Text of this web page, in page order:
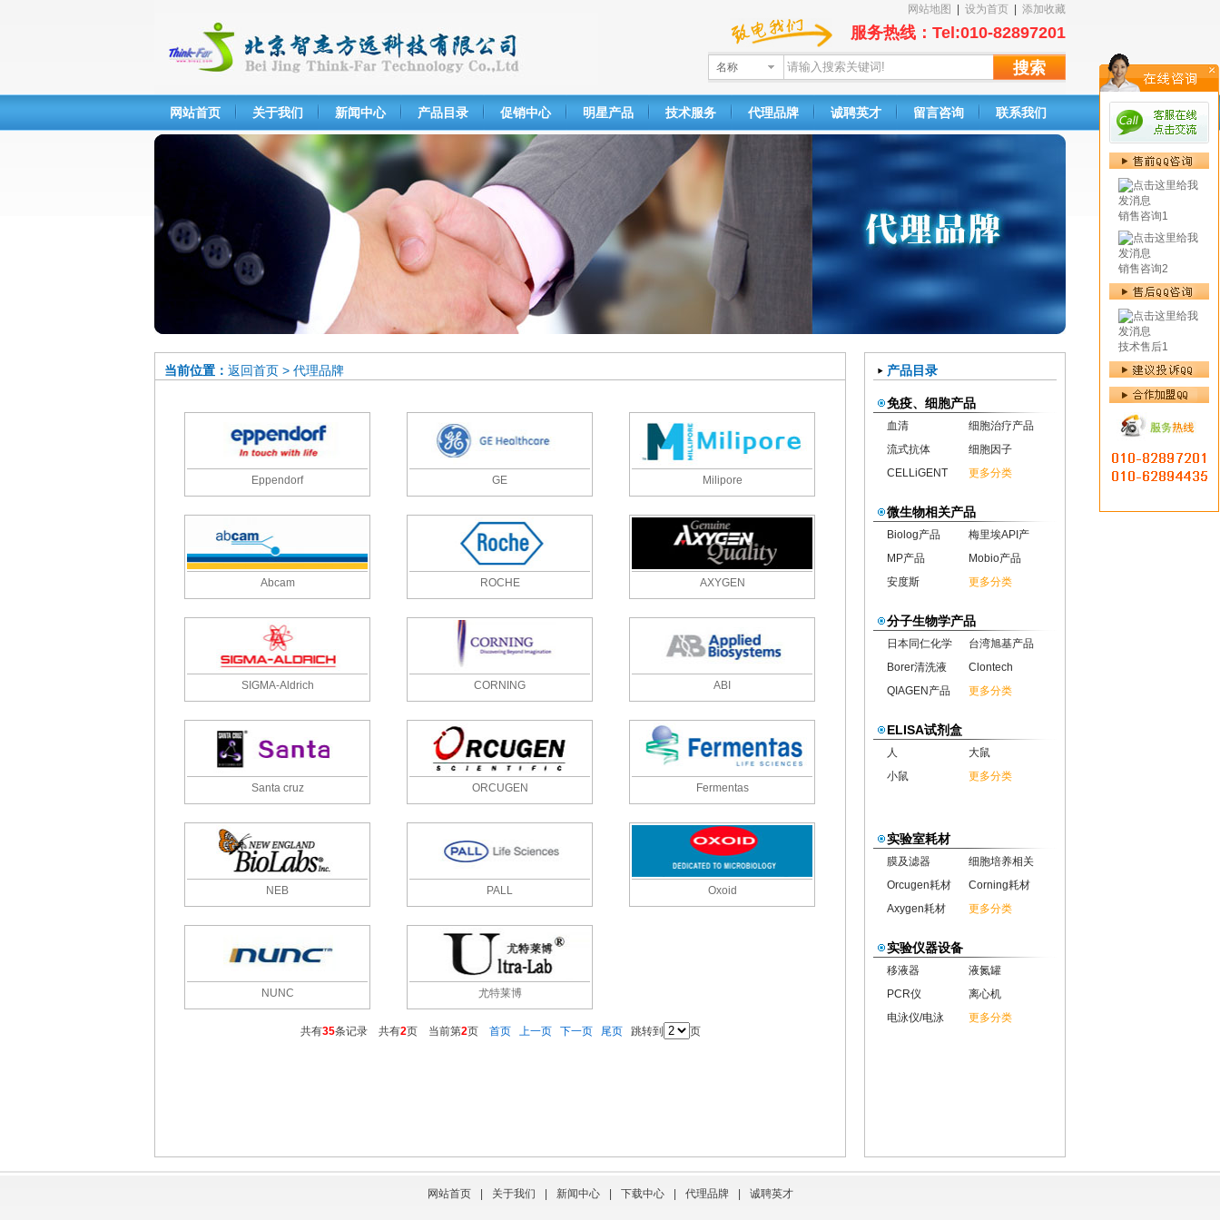
销售咨询1
销售咨询2
技术售后1
网站地图 设为首页 添加收藏
服务热线：Tel:010-82897201
名称
网站首页 关于我们 新闻中心 产品目录 促销中心 明星产品 技术服务 代理品牌 诚聘英才 留言咨询 联系我们
当前位置： 返回首页 > 代理品牌
Eppendorf GE Milipore
Abcam ROCHE AXYGEN
SIGMA-Aldrich CORNING ABI
Santa cruz ORCUGEN Fermentas
NEB PALL Oxoid
NUNC 尤特莱博
共有35条记录 共有2页 当前第2页 首页 上一页 下一页 尾页跳转到 页
产品目录
免疫、细胞产品
血清
细胞治疗产品
流式抗体
细胞因子
CELLiGENT
更多分类
微生物相关产品
Biolog产品
梅里埃API产
MP产品
Mobio产品
安度斯
更多分类
分子生物学产品
日本同仁化学
台湾旭基产品
Borer清洗液
Clontech
QIAGEN产品
更多分类
ELISA试剂盒
人
大鼠
小鼠
更多分类
实验室耗材
膜及滤器
细胞培养相关
Orcugen耗材
Corning耗材
Axygen耗材
更多分类
实验仪器设备
移液器
液氮罐
PCR仪
离心机
电泳仪/电泳
更多分类
网站首页 关于我们 新闻中心 下载中心 代理品牌 诚聘英才